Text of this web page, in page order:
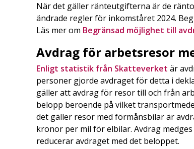
När det gäller ränteutgifterna är de
ändrade regler för inkomståret 2024.
Läs mer om Begränsad möjlighet till
Avdrag för arbetsresor
Enligt statistik från Skatteverket är
personer gjorde avdraget för detta i
gäller att avdrag för resor till och från
belopp beroende på vilket
det gäller resor med förmånsbilar är
kronor per mil för elbilar. Avdrag
reducerar avdraget med det beloppet.